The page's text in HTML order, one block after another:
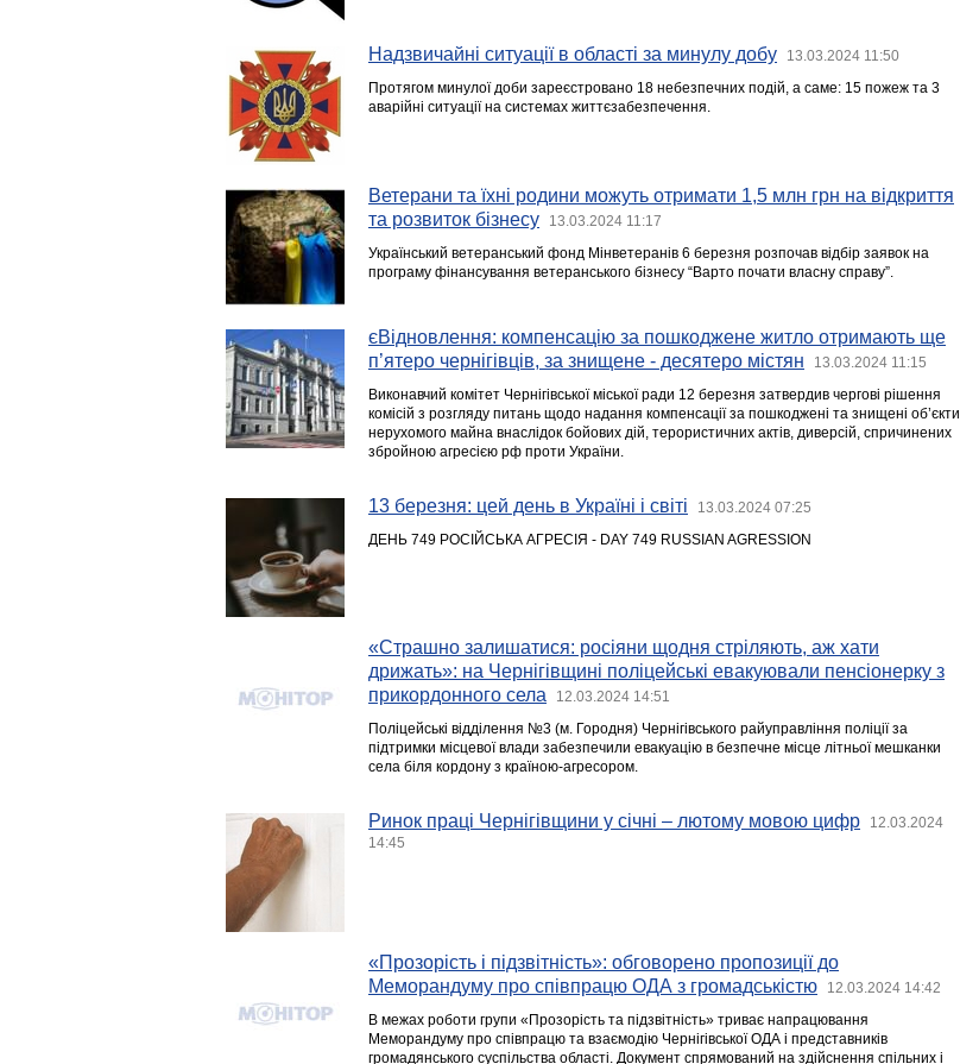
Надзвичайні ситуації в області за минулу добу 13.03.2024 11:50
Протягом минулої доби зареєстровано 18 небезпечних подій, а саме: 15 пожеж та 3
аварійні ситуації на системах життєзабезпечення.
Ветерани та їхні родини можуть отримати 1,5 млн грн на відкриття
та розвиток бізнесу
13.03.2024 11:17
Український ветеранський фонд Мінветеранів 6 березня розпочав відбір заявок на
програму фінансування ветеранського бізнесу “Варто почати власну справу”.
єВідновлення: компенсацію за пошкоджене житло отримають ще
п’ятеро чернігівців, за знищене - десятеро містян
13.03.2024 11:15
Виконавчий комітет Чернігівської міської ради 12 березня затвердив чергові рішення
комісій з розгляду питань щодо надання компенсації за пошкоджені та знищені об’єкти
нерухомого майна внаслідок бойових дій, терористичних актів, диверсій, спричинених
збройною агресією рф проти України.
13 березня: цей день в Україні і світі 13.03.2024 07:25
ДЕНЬ 749 РОСІЙСЬКА АГРЕСІЯ - DAY 749 RUSSIAN AGRESSION
«Страшно залишатися: росіяни щодня стріляють, аж хати
дрижать»: на Чернігівщині поліцейські евакуювали пенсіонерку з
прикордонного села
12.03.2024 14:51
Поліцейські відділення №3 (м. Городня) Чернігівського райуправління поліції за
підтримки місцевої влади забезпечили евакуацію в безпечне місце літньої мешканки
села біля кордону з країною-агресором.
Ринок праці Чернігівщини у січні – лютому мовою цифр
12.03.2024
14:45
«Прозорість і підзвітність»: обговорено пропозиції до
Меморандуму про співпрацю ОДА з громадськістю
12.03.2024 14:42
В межах роботи групи «Прозорість та підзвітність» триває напрацювання
Меморандуму про співпрацю та взаємодію Чернігівської ОДА і представників
громадянського суспільства області. Документ спрямований на здійснення спільних і